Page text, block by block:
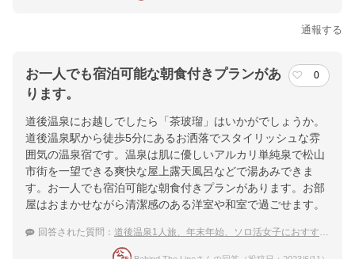
通報する
お一人でも宿泊可能な朝食付きプランがあ
ります。
0
道後温泉にお越しでしたら「茶玻瑠」はいかがでしょうか。
道後温泉駅から徒歩5分にあるお洒落でスタイリッシュな雰
囲気の温泉宿です。温泉は肌に優しいアルカリ単純泉で松山
市街を一望できる爽快な屋上露天風呂などで湯あみできま
す。お一人でも宿泊可能な朝食付きプランがあります。お部
屋はおまかせながら清潔感のある洋室や和室で過ごせます。
回答された質問： 道後温泉1人旅、年末年始、ソロ活女子におすすめな温泉宿が知りたい！